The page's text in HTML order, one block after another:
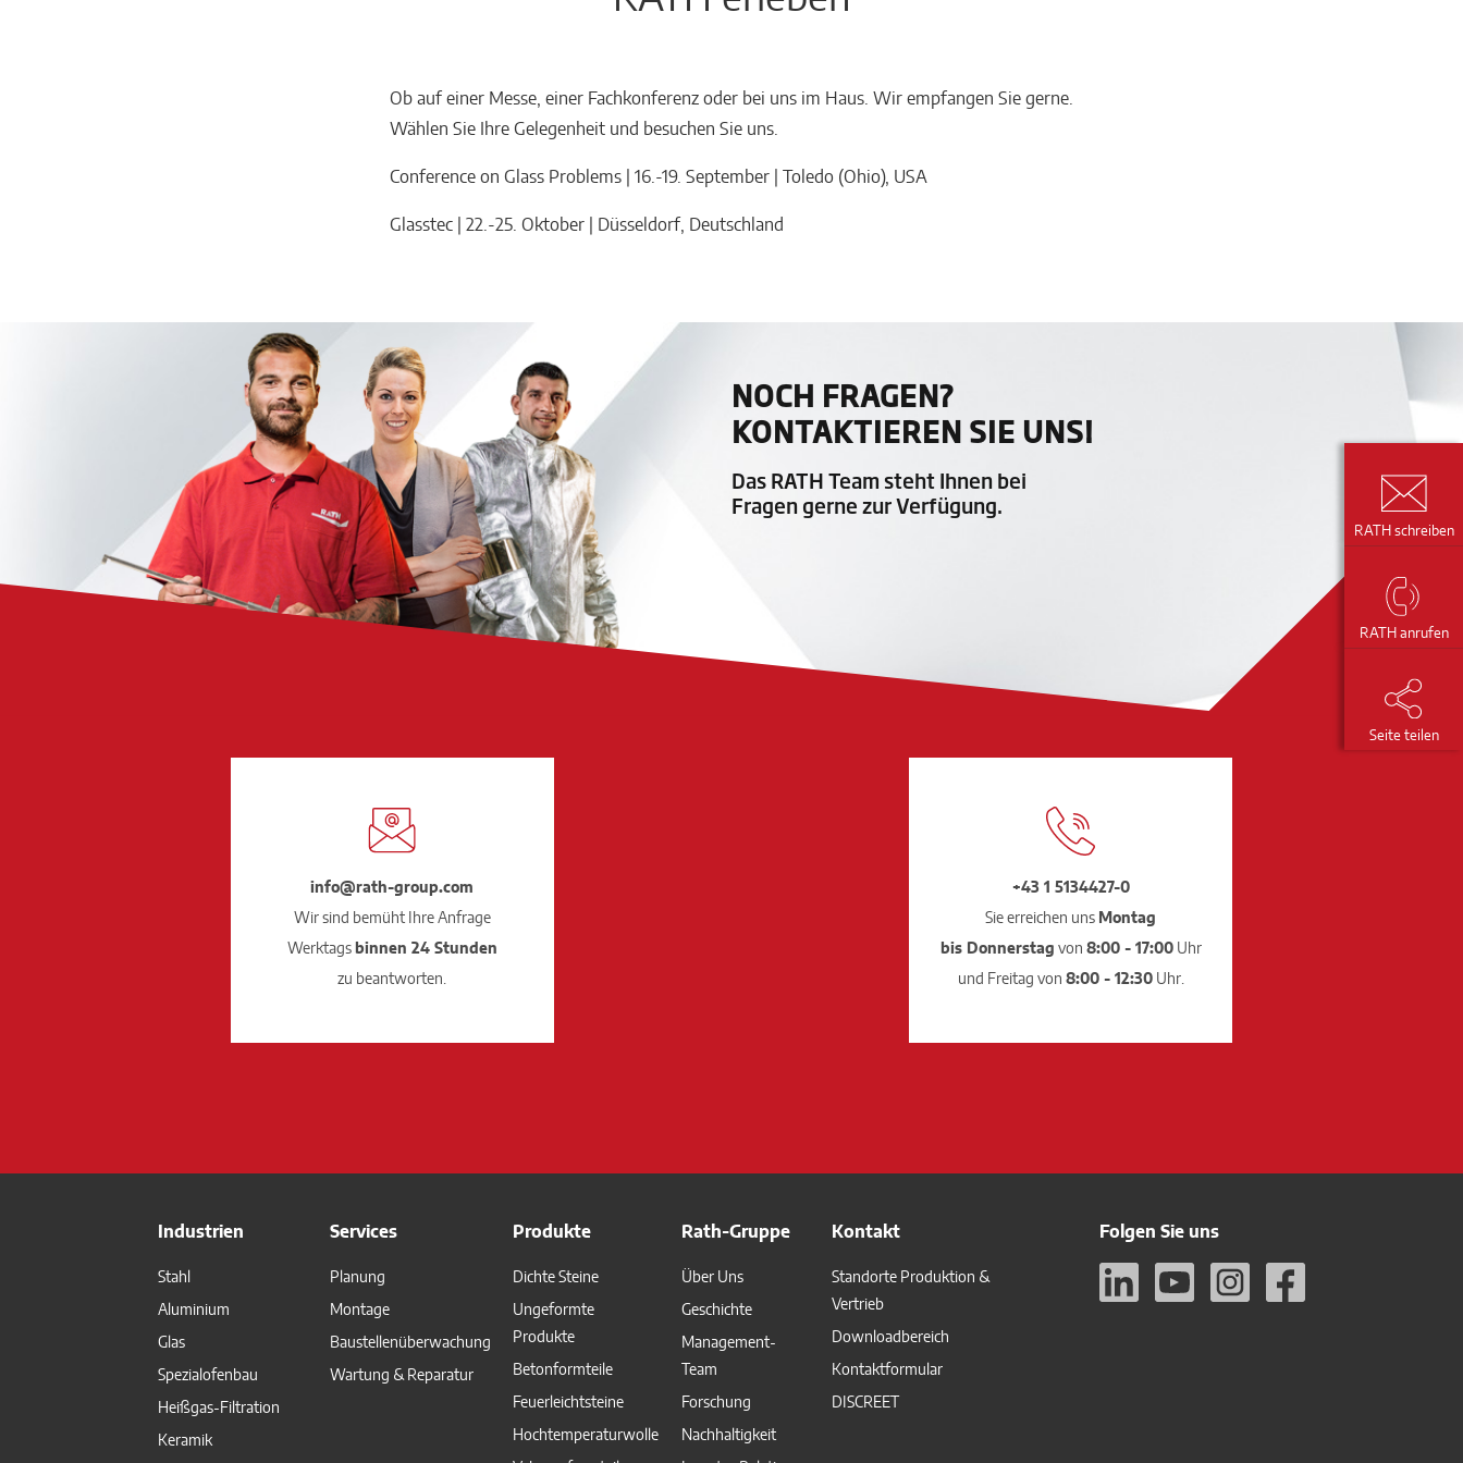
Ob auf einer Messe, einer Fachkonferenz oder bei uns im Haus. Wir empfangen Sie gerne.
Wählen Sie Ihre Gelegenheit und besuchen Sie uns.
Conference on Glass Problems | 16.-19. September | Toledo (Ohio), USA
Glasstec | 22.-25. Oktober | Düsseldorf, Deutschland
NOCH FRAGEN?
KONTAKTIEREN SIE UNS!
Das RATH Team steht Ihnen bei
Fragen gerne zur Verfügung.
info@rath-group.com
Wir sind bemüht Ihre Anfrage
Werktagsbinnen 24 Stunden
zu beantworten.
+43 1 5134427-0
Sie erreichen uns Montag
bis Donnerstag von 8:00 - 17:00Uhr
und Freitag von 8:00 - 12:30Uhr.
Industrien
Stahl
Aluminium
Glas
Spezialofenbau
Heißgas-Filtration
Keramik
Services
Planung
Montage
Baustellenüberwachung
Wartung & Reparatur
Produkte
Dichte Steine
Ungeformte
Produkte
Betonformteile
Feuerleichtsteine
Hochtemperaturwolle
Rath-Gruppe
Über Uns
Geschichte
Management-
Team
Forschung
Nachhaltigkeit
Kontakt
Standorte Produktion &
Vertrieb
Downloadbereich
Kontaktformular
DISCREET
Folgen Sie uns
RATH schreiben
RATH anrufen
Seite teilen